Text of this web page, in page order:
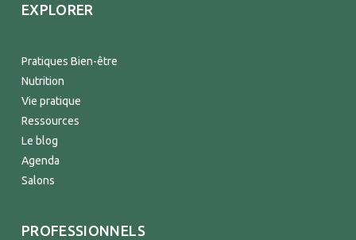
EXPLORER
Pratiques Bien-être
Nutrition
Vie pratique
Ressources
Le blog
Agenda
Salons
PROFESSIONNELS